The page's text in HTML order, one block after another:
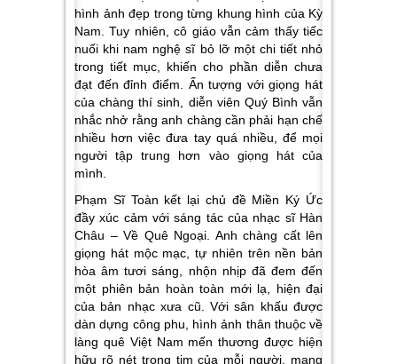
hình ảnh đẹp trong từng khung hình của Kỳ
Nam. Tuy nhiên, cô giáo vẫn cảm thấy tiếc
nuối khi nam nghệ sĩ bỏ lỡ một chi tiết nhỏ
trong tiết mục, khiến cho phần diễn chưa
đạt đến đỉnh điểm. Ấn tượng với giọng hát
của chàng thí sinh, diễn viên Quý Bình vẫn
nhắc nhở rằng anh chàng cần phải hạn chế
nhiều hơn việc đưa tay quá nhiều, để mọi
người tập trung hơn vào giọng hát của
mình.
Phạm Sĩ Toàn kết lại chủ đề Miền Ký Ức
đầy xúc cảm với sáng tác của nhạc sĩ Hàn
Châu – Về Quê Ngoại. Anh chàng cất lên
giọng hát mộc mạc, tự nhiên trên nền bản
hòa âm tươi sáng, nhộn nhịp đã đem đến
một phiên bản hoàn toàn mới lạ, hiện đại
của bản nhạc xưa cũ. Với sân khấu được
dàn dựng công phu, hình ảnh thân thuộc về
làng quê Việt Nam mến thương được hiện
hữu rõ nét trong tim của mỗi người, mang